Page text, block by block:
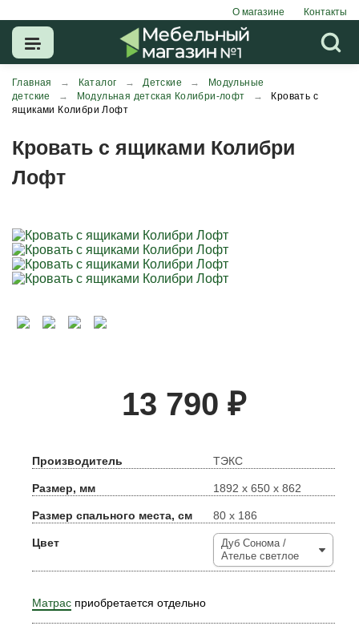
О магазине Контакты
Главная → Каталог →Детские →
Модульные
детские
→ Модульная детская Колибри-лофт →
Кровать с
ящиками Колибри Лофт
Кровать с ящиками Колибри
Лофт
13 790 ₽
Производитель ТЭКС
Размер, мм 1892 х 650 х 862
Размер спального места, см 80 х 186
Цвет
Дуб Сонома /
Ателье светлое
Матрас приобретается отдельно